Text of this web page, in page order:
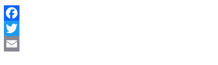
Facebook
Twitter